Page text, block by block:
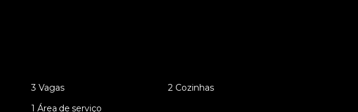
3 Vagas
2 Cozinhas
1 Área de serviço